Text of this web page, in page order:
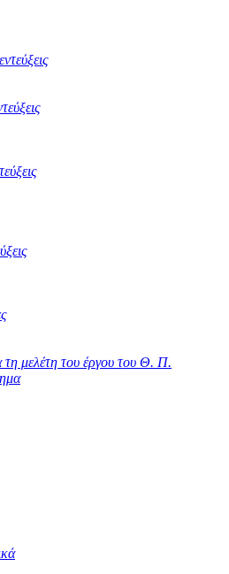
τη μελέτη του έργου του Θ. Π.